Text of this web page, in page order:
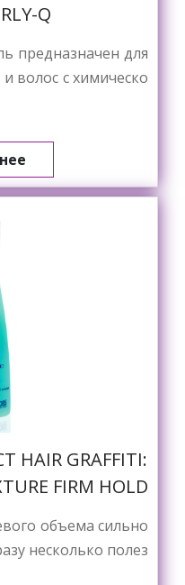
Q
предназначен для
волос с химическо
HAIR GRAFFITI:
FIRM HOLD
объема сильно
несколько полез